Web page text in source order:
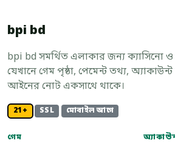
bpi bd
bpi bd সমর্থিত এলাকার জন্য ক্যাসিনো ও
যেখানে গেম পৃষ্ঠা, পেমেন্ট তথ্য,
আইনের নোট একসাথে থাকে।
21+ SSL মোবাইল আগে
গেম